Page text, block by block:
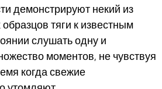
демонстрируют некий из
тяги к известным
слушать одну и
моментов, не чувствуя
когда свежие